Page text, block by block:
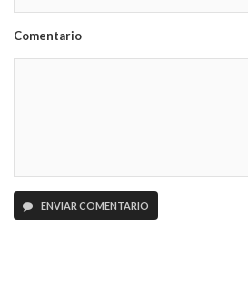
Comentario
ENVIAR COMENTARIO